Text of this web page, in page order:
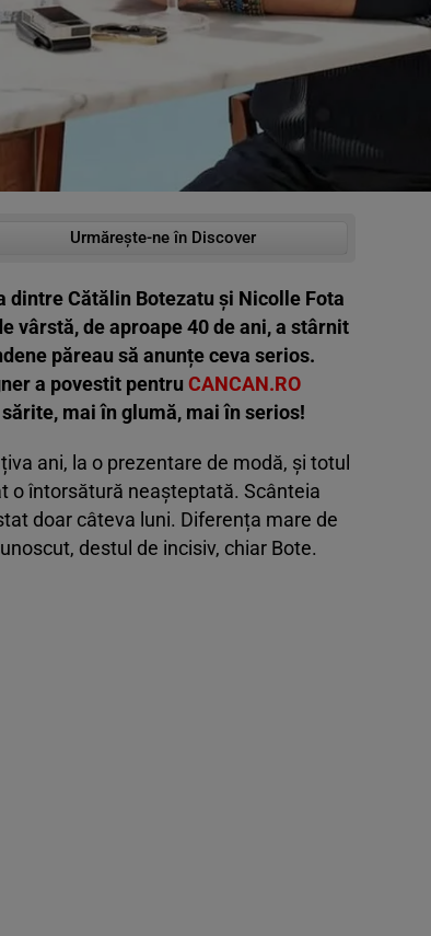
Urmărește-ne în Discover
Cătălin Botezatu și Nicolle Fota
vârstă, de aproape 40 de ani, a stârnit
păreau să anunțe ceva serios.
a povestit pentru CANCAN.RO
mai în glumă, mai în serios!
ani, la o prezentare de modă, și totul
o întorsătură neașteptată. Scânteia
doar câteva luni. Diferența mare de
destul de incisiv, chiar Bote.